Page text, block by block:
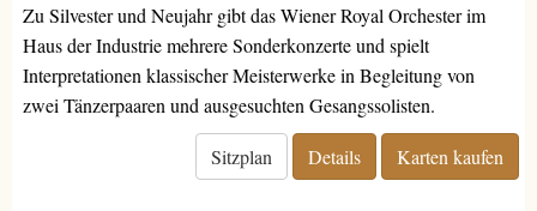
Zu Silvester und Neujahr gibt das Wiener Royal Orchester im
Haus der Industrie mehrere Sonderkonzerte und spielt
Interpretationen klassischer Meisterwerke in Begleitung von
zwei Tänzerpaaren und ausgesuchten Gesangssolisten.
Sitzplan Details Karten kaufen